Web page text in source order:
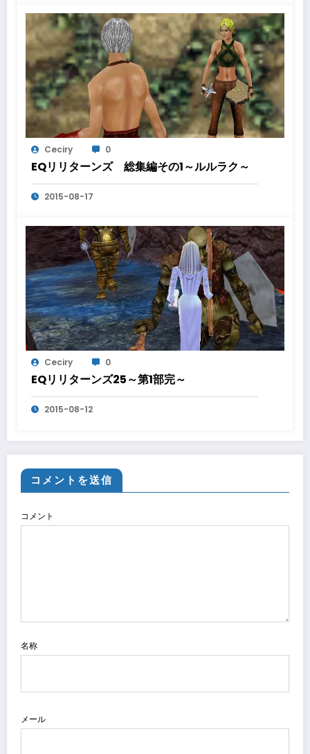
Ceciry 0
EQリリターンズ 総集編その1～ルルラク～
2015-08-17
Ceciry 0
EQリリターンズ25～第1部完～
2015-08-12
コメントを送信
コメント
名称
メール